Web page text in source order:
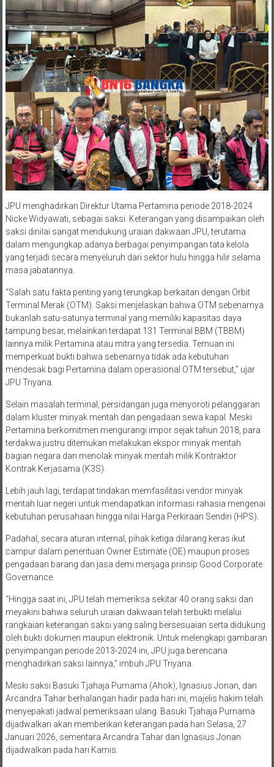
JPU menghadirkan Direktur Utama Pertamina periode 2018-2024
Nicke Widyawati, sebagai saksi. Keterangan yang disampaikan oleh
saksi dinilai sangat mendukung uraian dakwaan JPU, terutama
dalam mengungkap adanya berbagai penyimpangan tata kelola
yang terjadi secara menyeluruh dari sektor hulu hingga hilir selama
“Salah satu fakta penting yang terungkap berkaitan dengan Orbit
Terminal Merak (OTM). Saksi menjelaskan bahwa OTM sebenarnya
bukanlah satu-satunya terminal yang memiliki kapasitas daya
tampung besar, melainkan terdapat 131 Terminal BBM (TBBM)
lainnya milik Pertamina atau mitra yang tersedia. Temuan ini
memperkuat bukti bahwa sebenarnya tidak ada kebutuhan
mendesak bagi Pertamina dalam operasional OTM tersebut,” ujar
Selain masalah terminal, persidangan juga menyoroti pelanggaran
dalam kluster minyak mentah dan pengadaan sewa kapal. Meski
Pertamina berkomitmen mengurangi impor sejak tahun 2018, para
terdakwa justru ditemukan melakukan ekspor minyak mentah
bagian negara dan menolak minyak mentah milik Kontraktor
Lebih jauh lagi, terdapat tindakan memfasilitasi vendor minyak
mentah luar negeri untuk mendapatkan informasi rahasia mengenai
Padahal, secara aturan internal, pihak ketiga dilarang keras ikut
campur dalam penentuan Owner Estimate (OE) maupun proses
pengadaan barang dan jasa demi menjaga prinsip Good Corporate
“Hingga saat ini, JPU telah memeriksa sekitar 40 orang saksi dan
meyakini bahwa seluruh uraian dakwaan telah terbukti melalui
rangkaian keterangan saksi yang saling bersesuaian serta didukung
oleh bukti dokumen maupun elektronik. Untuk melengkapi gambaran
penyimpangan periode 2013-2024 ini, JPU juga berencana
Meski saksi Basuki Tjahaja Purnama (Ahok), Ignasius Jonan, dan
Arcandra Tahar berhalangan hadir pada hari ini, majelis hakim telah
menyepakati jadwal pemeriksaan ulang. Basuki Tjahaja Purnama
dijadwalkan akan memberikan keterangan pada hari Selasa, 27
Januari 2026, sementara Arcandra Tahar dan Ignasius Jonan